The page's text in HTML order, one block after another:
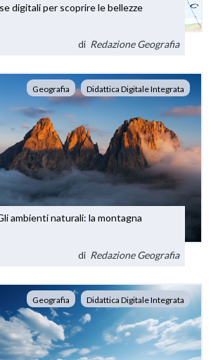
per scoprire le bellezze
di Redazione Geografia
Geografia Didattica Digitale Integrata
ambienti naturali: la montagna
di Redazione Geografia
Geografia Didattica Digitale Integrata